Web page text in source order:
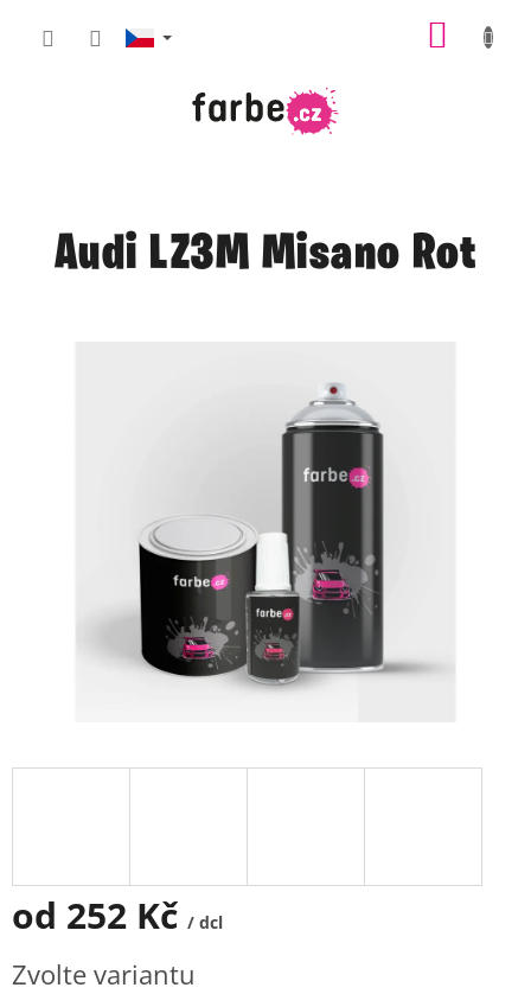
Audi LZ3M Misano Rot
od 252 Kč / dcl
cena:
Zvolte variantu